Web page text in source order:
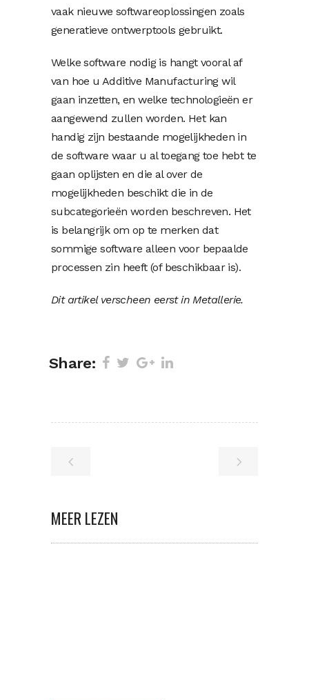
vaak nieuwe softwareoplossingen zoals
generatieve ontwerptools gebruikt.
Welke software nodig is hangt vooral af
van hoe u Additive Manufacturing wil
gaan inzetten, en welke technologieën er
aangewend zullen worden. Het kan
handig zijn bestaande mogelijkheden in
de software waar u al toegang toe hebt te
gaan oplijsten en die al over de
mogelijkheden beschikt die in de
subcategorieën worden beschreven. Het
is belangrijk om op te merken dat
sommige software alleen voor bepaalde
processen zin heeft (of beschikbaar is).
Dit artikel verscheen eerst in Metallerie.
Share:
MEER LEZEN